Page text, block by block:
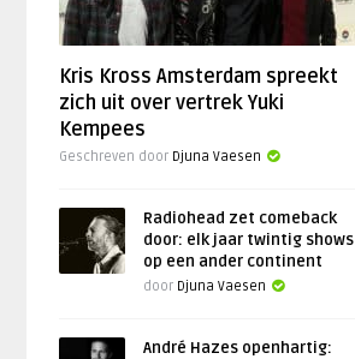
Kris Kross Amsterdam spreekt
zich uit over vertrek Yuki
Kempees
Geschreven door Djuna Vaesen
Radiohead zet comeback
door: elk jaar twintig shows
op een ander continent
door Djuna Vaesen
André Hazes openhartig: